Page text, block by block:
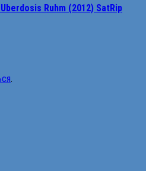
Ruhm (2012) SatRip
.